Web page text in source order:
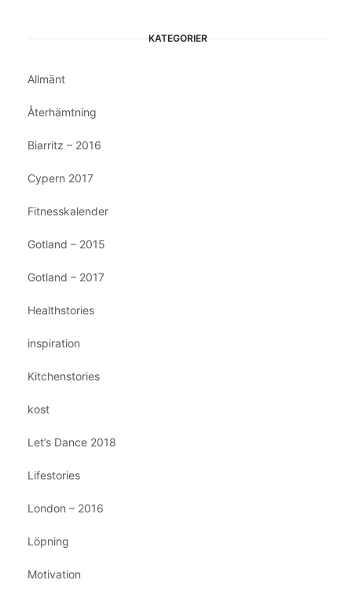
KATEGORIER
Allmänt
Återhämtning
Biarritz – 2016
Cypern 2017
Fitnesskalender
Gotland – 2015
Gotland – 2017
Healthstories
inspiration
Kitchenstories
kost
Let’s Dance 2018
Lifestories
London – 2016
Löpning
Motivation